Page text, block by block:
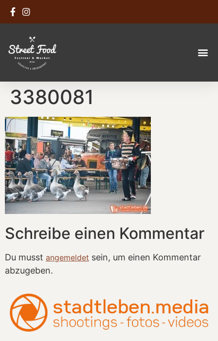
3380081
Schreibe einen Kommentar
Du musst angemeldet sein, um einen Kommentar
abzugeben.